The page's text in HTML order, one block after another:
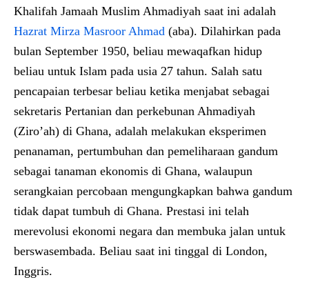
Khalifah Jamaah Muslim Ahmadiyah saat ini adalah
Hazrat Mirza Masroor Ahmad (aba). Dilahirkan pada
bulan September 1950, beliau mewaqafkan hidup
beliau untuk Islam pada usia 27 tahun. Salah satu
pencapaian terbesar beliau ketika menjabat sebagai
sekretaris Pertanian dan perkebunan Ahmadiyah
(Ziro’ah) di Ghana, adalah melakukan eksperimen
penanaman, pertumbuhan dan pemeliharaan gandum
sebagai tanaman ekonomis di Ghana, walaupun
serangkaian percobaan mengungkapkan bahwa gandum
tidak dapat tumbuh di Ghana. Prestasi ini telah
merevolusi ekonomi negara dan membuka jalan untuk
berswasembada. Beliau saat ini tinggal di London,
Inggris.